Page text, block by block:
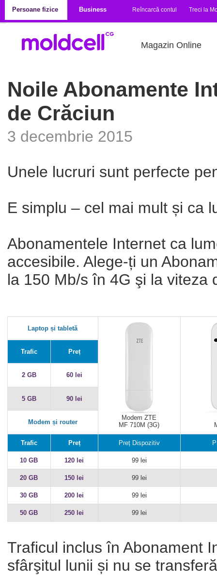
Persoane fizice
Business Reîncarcă contul Treci la
Magazin Online
Noile Abonamente
de Crăciun
3 decembrie 2015
Unele lucruri sunt perfecte
E simplu – cel mai mult și ca
Abonamentele Internet ca
accesibile. Alege-ți un
la 150 Mb/s în 4G şi la viteza
Laptop și tabletă
Modem ZTE
MF 710M (3G)
Trafic Preț
2 GB 60 lei
5 GB 90 lei
Modem și router
Trafic Preț Preț Dispozitiv
10 GB 120 lei 99 lei
20 GB 150 lei 99 lei
30 GB 200 lei 99 lei
50 GB 250 lei 99 lei
Traficul inclus în Abonament
sfârşitul lunii și nu se